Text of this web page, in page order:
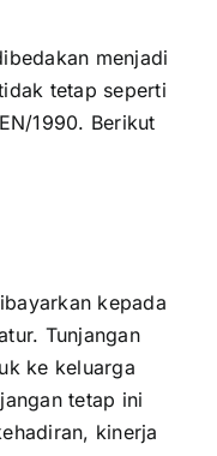
menjadi
tetap seperti
1990. Berikut
kepada
Tunjangan
ke keluarga
tetap ini
kinerja